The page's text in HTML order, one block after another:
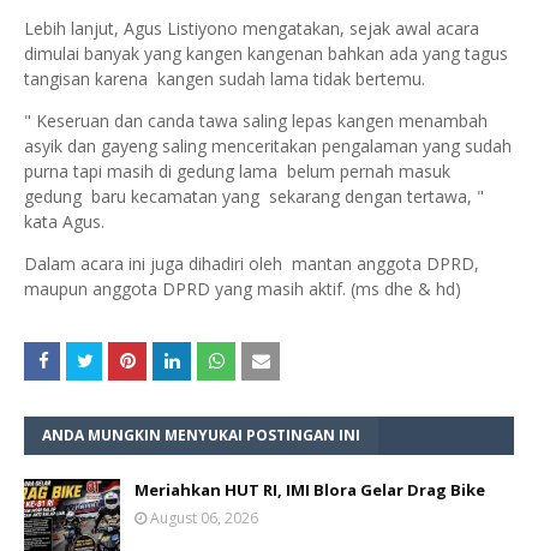
Lebih lanjut, Agus Listiyono mengatakan, sejak awal acara
dimulai banyak yang kangen kangenan bahkan ada yang tagus
tangisan karena kangen sudah lama tidak bertemu.
" Keseruan dan canda tawa saling lepas kangen menambah
asyik dan gayeng saling menceritakan pengalaman yang sudah
purna tapi masih di gedung lama belum pernah masuk
gedung baru kecamatan yang sekarang dengan tertawa, "
kata Agus.
Dalam acara ini juga dihadiri oleh mantan anggota DPRD,
maupun anggota DPRD yang masih aktif. (ms dhe & hd)
ANDA MUNGKIN MENYUKAI POSTINGAN INI
Meriahkan HUT RI, IMI Blora Gelar Drag Bike
August 06, 2026